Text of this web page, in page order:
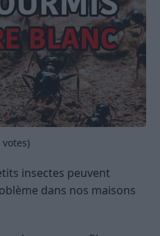
votes)
insectes peuvent
dans nos maisons